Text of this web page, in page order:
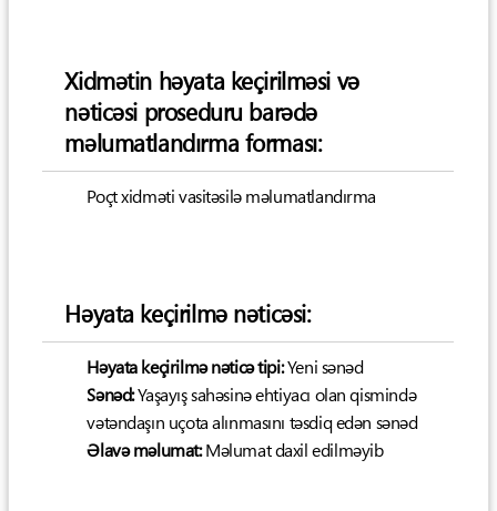
Xidmətin həyata keçirilməsi və
nəticəsi proseduru barədə
məlumatlandırma forması:
Poçt xidməti vasitəsilə məlumatlandırma
Həyata keçirilmə nəticəsi:
Həyata keçirilmə nəticə tipi:Yeni sənəd
Sənəd:Yaşayış sahəsinə ehtiyacı olan qismində
vətəndaşın uçota alınmasını təsdiq edən sənəd
Əlavə məlumat:Məlumat daxil edilməyib